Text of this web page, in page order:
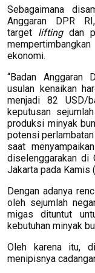
Sebagaimana
Anggaran DPR
target liftingdan
ekonomi.
“Badan Anggaran
usulan kenaikan
menjadi 82 USD/
keputusan
produksi minyak
potensi
saat
diselenggarakan di
Jakarta pada
Dengan adanya
oleh sejumlah
migas dituntut
kebutuhan minyak
Oleh karena itu,
menipisnya